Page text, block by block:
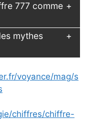
777 comme
mythes
voyance/mag/s
chiffres/chiffre-